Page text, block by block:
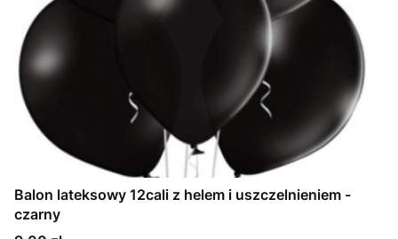
Balon lateksowy 12cali z helem i uszczelnieniem -
czarny